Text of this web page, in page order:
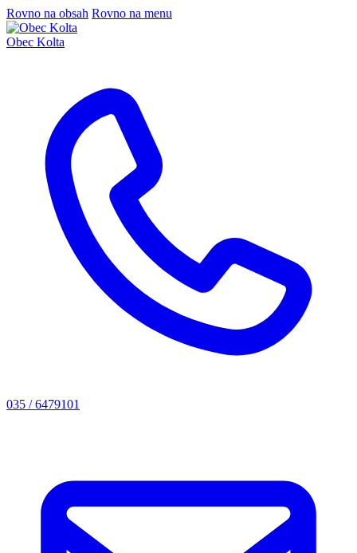
Rovno na obsah Rovno na menu
Obec Kolta
035 / 6479101